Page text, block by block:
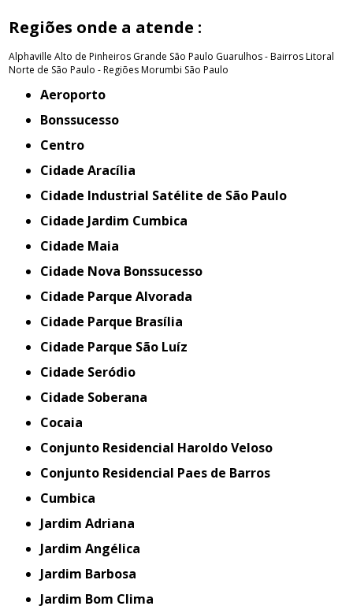
Regiões onde a atende :
Alphaville Alto de Pinheiros Grande São Paulo Guarulhos - BairrosLitoral
Norte de São Paulo - RegiõesMorumbi São Paulo
Aeroporto
Bonssucesso
Centro
Cidade Aracília
Cidade Industrial Satélite de São Paulo
Cidade Jardim Cumbica
Cidade Maia
Cidade Nova Bonssucesso
Cidade Parque Alvorada
Cidade Parque Brasília
Cidade Parque São Luíz
Cidade Seródio
Cidade Soberana
Cocaia
Conjunto Residencial Haroldo Veloso
Conjunto Residencial Paes de Barros
Cumbica
Jardim Adriana
Jardim Angélica
Jardim Barbosa
Jardim Bom Clima